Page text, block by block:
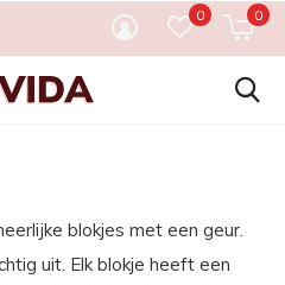
0 0
blokjes met een geur.
uit. Elk blokje heeft een